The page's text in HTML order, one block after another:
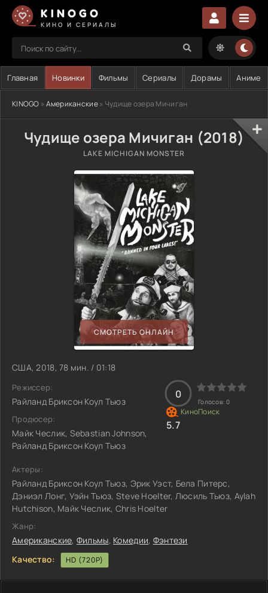
KINOGO
КИНО И СЕРИАЛЫ
Главная Новинки Фильмы Сериалы Дорамы Аниме
KINOGO » Американские» Чудище озера Мичиган
Чудище озера Мичиган (2018)
LAKE MICHIGAN MONSTER
СМОТРЕТЬ ОНЛАЙН
США, 2018, 78 мин. / 01:18
Режиссер:
Райланд Бриксон Коул Тьюз
Продюсер:
Майк Чеслик, Sebastian Johnson,
Райланд Бриксон Коул Тьюз
0
Голосов: 0
5.7
Актеры:
Райланд Бриксон Коул Тьюз, Эрик Уэст, Бела Питерс,
Дэниэл Лонг, Уэйн Тьюз, Steve Hoelter, Люсиль Тьюз, Aylah
Hutchison, Майк Чеслик, Chris Hoelter
Жанр:
Американские, Фильмы, Комедии, Фэнтези
Качество:
HD (720P)